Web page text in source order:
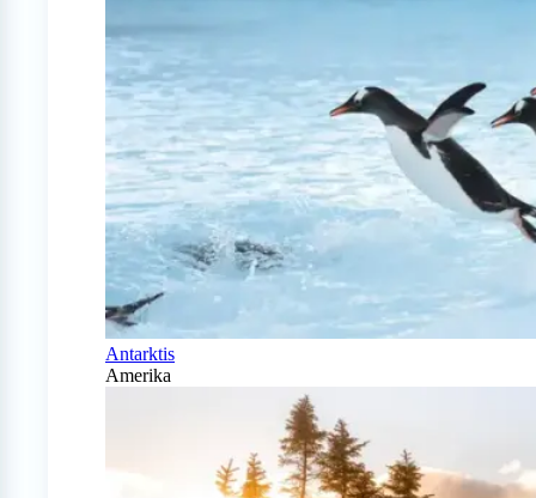
Antarktis
Amerika